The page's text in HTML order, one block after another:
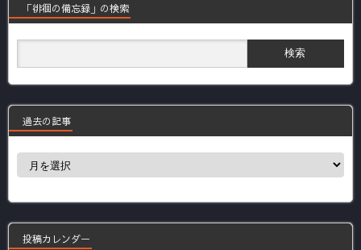
「徘徊の備忘録」の検索
過去の記事
過
事
投稿カレンダー